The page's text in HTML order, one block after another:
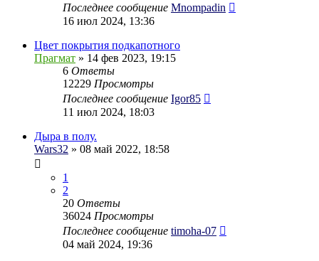
Последнее сообщение Mnompadin
16 июл 2024, 13:36
Цвет покрытия подкапотного
Прагмат » 14 фев 2023, 19:15
6 Ответы
12229 Просмотры
Последнее сообщение Igor85
11 июл 2024, 18:03
Дыра в полу.
Wars32 » 08 май 2022, 18:58
1
2
20 Ответы
36024 Просмотры
Последнее сообщение timoha-07
04 май 2024, 19:36